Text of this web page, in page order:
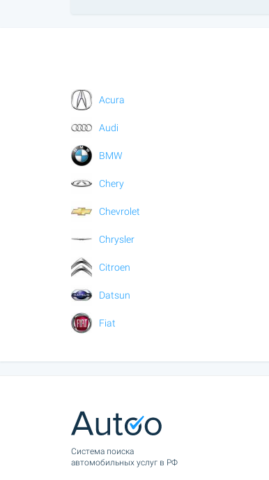
Acura
Audi
BMW
Chery
Chevrolet
Chrysler
Citroen
Datsun
Fiat
Cистема поиска
автомобильных услуг в РФ